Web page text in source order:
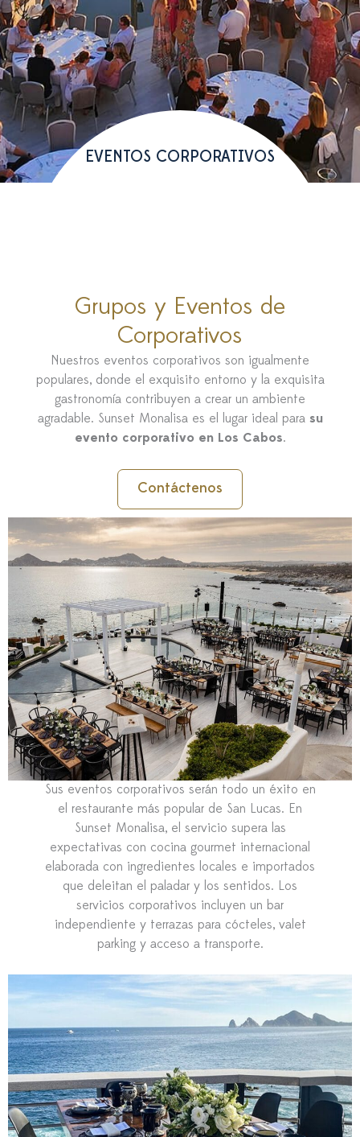
EVENTOS CORPORATIVOS
Grupos y Eventos de
Corporativos
Nuestros eventos corporativos son igualmente
populares, donde el exquisito entorno y la exquisita
gastronomía contribuyen a crear un ambiente
agradable. Sunset Monalisa es el lugar ideal para su
evento corporativo en Los Cabos.
Contáctenos
Sus eventos corporativos serán todo un éxito en
el restaurante más popular de San Lucas. En
Sunset Monalisa, el servicio supera las
expectativas con cocina gourmet internacional
elaborada con ingredientes locales e importados
que deleitan el paladar y los sentidos. Los
servicios corporativos incluyen un bar
independiente y terrazas para cócteles, valet
parking y acceso a transporte.